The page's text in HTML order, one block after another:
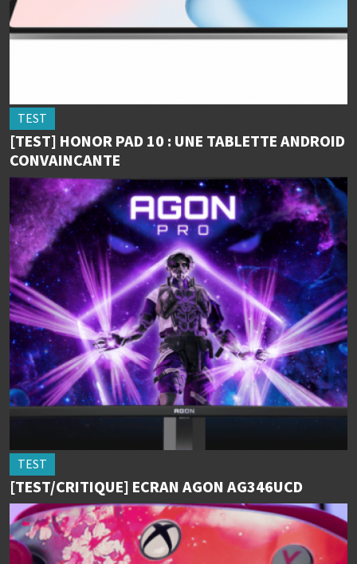
TEST
[TEST] HONOR PAD 10 : UNE TABLETTE ANDROID
CONVAINCANTE
TEST
[TEST/CRITIQUE] ECRAN AGON AG346UCD